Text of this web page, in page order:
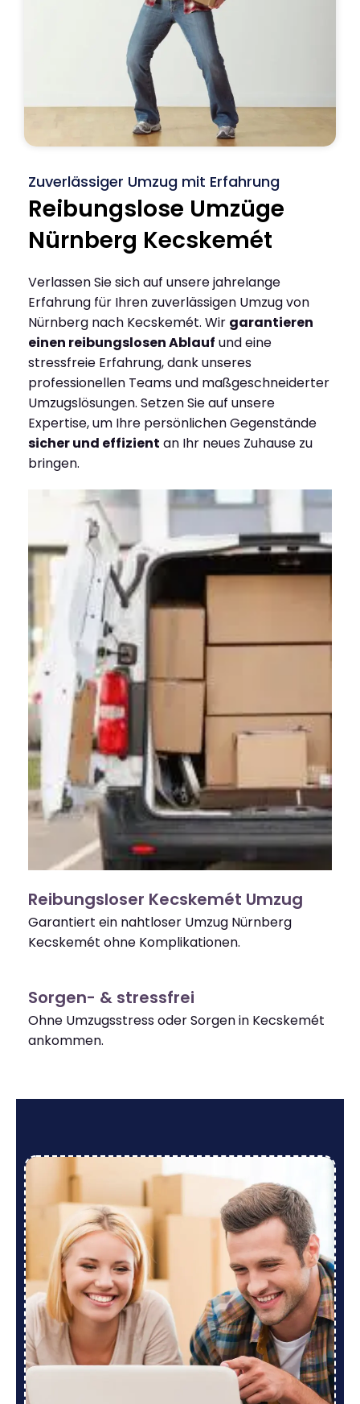
Zuverlässiger Umzug mit Erfahrung
Reibungslose Umzüge
Nürnberg Kecskemét
Verlassen Sie sich auf unsere jahrelange
Erfahrung für Ihren zuverlässigen Umzug von
Nürnberg nach Kecskemét. Wir garantieren
einen reibungslosen Ablauf und eine
stressfreie Erfahrung, dank unseres
professionellen Teams und maßgeschneiderter
Umzugslösungen. Setzen Sie auf unsere
Expertise, um Ihre persönlichen Gegenstände
sicher und effizient an Ihr neues Zuhause zu
bringen.
Reibungsloser Kecskemét Umzug
Garantiert ein nahtloser Umzug Nürnberg
Kecskemét ohne Komplikationen.
Sorgen- & stressfrei
Ohne Umzugsstress oder Sorgen in Kecskemét
ankommen.